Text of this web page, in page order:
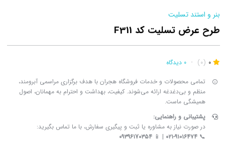
بنر و استند تسلیت
طرح عرض تسلیت کد F311
0
(0)
• 0 دیدگاه
تمامی محصولات و خدمات فروشگاه هجران با هدف برگزاری مراسمی آبرومند،
منظم و بی‌دغدغه ارائه می‌شوند. کیفیت، بهداشت و احترام به مهمانان، اصول
همیشگی ماست.
پشتیبانی و راهنمایی:
در صورت نیاز به مشاوره یا ثبت و پیگیری سفارش، با ما تماس بگیرید:
📞 ۰۲۱-۹۱۰۱۶۴۷۴ | 📱 ۰۹۳۹۶۱7۰۳۵۴